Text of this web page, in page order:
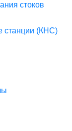
стоков
станции (КНС)